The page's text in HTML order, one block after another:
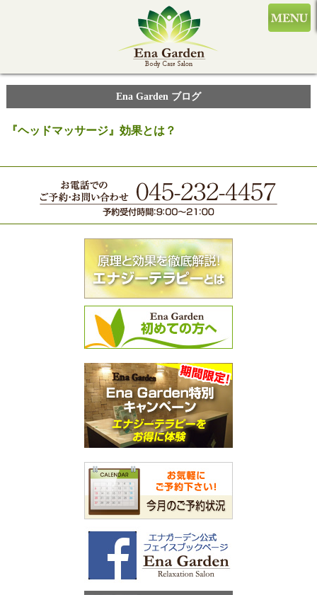
Ena Garden ブログ
『ヘッドマッサージ』効果とは？